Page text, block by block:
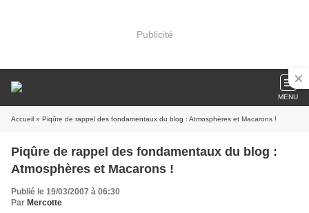
Publicité
MENU
Accueil » Piqûre de rappel des fondamentaux du blog : Atmosphères et Macarons !
Piqûre de rappel des fondamentaux du blog :
Atmosphères et Macarons !
Publié le 19/03/2007 à 06:30
Par Mercotte